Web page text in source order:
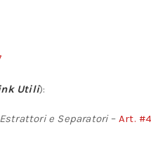
Utili):
e Separatori–Art.